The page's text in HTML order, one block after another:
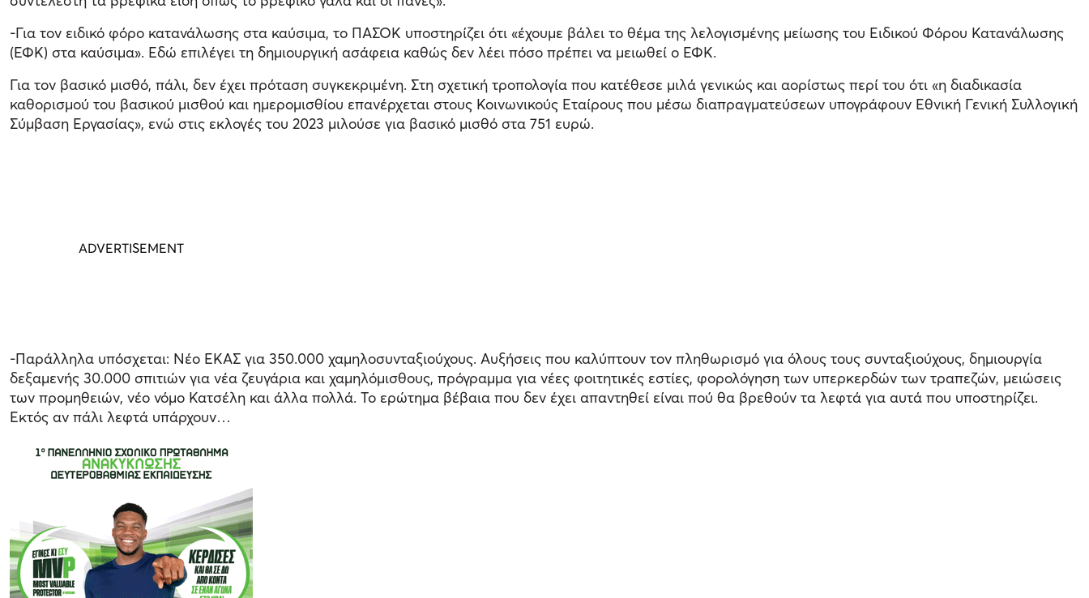
-Για τον ειδικό φόρο κατανάλωσης στα καύσιμα, το ΠΑΣΟΚ υποστηρίζει ότι «έχουμε βάλει το θέμα της λελογισμένης μείωσης του Ειδικού Φόρου Κατανάλωσης
(ΕΦΚ) στα καύσιμα». Εδώ επιλέγει τη δημιουργική ασάφεια καθώς δεν λέει πόσο πρέπει να μειωθεί ο ΕΦΚ.
Για τον βασικό μισθό, πάλι, δεν έχει πρόταση συγκεκριμένη. Στη σχετική τροπολογία που κατέθεσε μιλά γενικώς και αορίστως περί του ότι «η διαδικασία
καθορισμού του βασικού μισθού και ημερομισθίου επανέρχεται στους Κοινωνικούς Εταίρους που μέσω διαπραγματεύσεων υπογράφουν Εθνική Γενική Συλλογική
Σύμβαση Εργασίας», ενώ στις εκλογές του 2023 μιλούσε για βασικό μισθό στα 751 ευρώ.
-Παράλληλα υπόσχεται: Νέο ΕΚΑΣ για 350.000 χαμηλοσυνταξιούχους. Αυξήσεις που καλύπτουν τον πληθωρισμό για όλους τους συνταξιούχους, δημιουργία
δεξαμενής 30.000 σπιτιών για νέα ζευγάρια και χαμηλόμισθους, πρόγραμμα για νέες φοιτητικές εστίες, φορολόγηση των υπερκερδών των τραπεζών, μειώσεις
των προμηθειών, νέο νόμο Κατσέλη και άλλα πολλά. Το ερώτημα βέβαια που δεν έχει απαντηθεί είναι πού θα βρεθούν τα λεφτά για αυτά που υποστηρίζει.
Εκτός αν πάλι λεφτά υπάρχουν…